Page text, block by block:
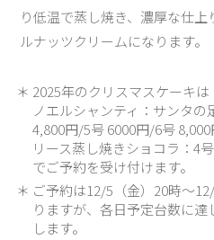
り低温で蒸し焼き、濃厚な仕
ルナッツクリームになります。
2025年のクリスマスケーキは
ノエルシャンティ：サンタ
4,800円/5号 6000円/6号 8,000
リース蒸し焼きショコラ：4
でご予約を受け付けます。
ご予約は12/5（金）20時〜
りますが、各日予定台数に
します。